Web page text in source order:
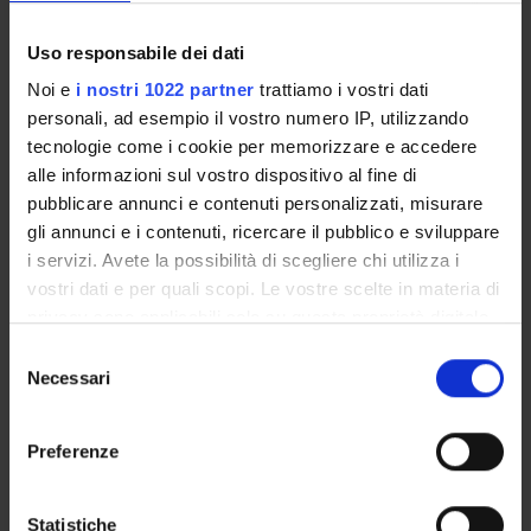
Uso responsabile dei dati
Noi e i nostri 1022 partner trattiamo i vostri dati
personali, ad esempio il vostro numero IP, utilizzando
tecnologie come i cookie per memorizzare e accedere
alle informazioni sul vostro dispositivo al fine di
pubblicare annunci e contenuti personalizzati, misurare
gli annunci e i contenuti, ricercare il pubblico e sviluppare
i servizi. Avete la possibilità di scegliere chi utilizza i
vostri dati e per quali scopi. Le vostre scelte in materia di
modificare o revocare il proprio consenso in qualsiasi
momento dalla Dichiarazione sui cookie o facendo clic
raccogliere informazioni sulla tua posizione
delNecessari
Preferenze
Statistiche
Academic Calendar
Degree Programme
Exam calendar
Notices
Thesis and internship proposals
Governing bodies
Faculty staff
STUDYING
People